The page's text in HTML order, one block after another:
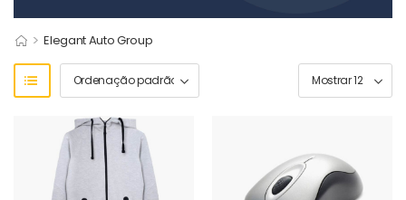
> Elegant Auto Group